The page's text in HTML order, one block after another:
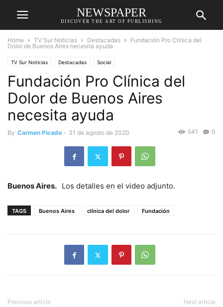
NEWSPAPER
DISCOVER THE ART OF PUBLISHING
Home TV Sur Noticias Destacadas
Fundación Pro Clínica del
Dolor de Buenos Aires necesita ayuda
TV Sur Noticias Destacadas Social
Fundación Pro Clínica del
Dolor de Buenos Aires
necesita ayuda
By Carmen Picado - 31 de agosto de 2020 0
541
Buenos Aires. Los detalles en el video adjunto.
TAGS Buenos Aires clínica del dolor Fundación
Previous article Next article